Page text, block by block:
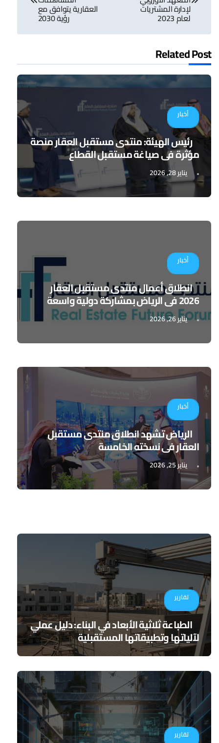
لإدارة المشتريات
لعام 2023
العقارية يتوافق مع
رؤية 2030
Related Post
أخبار
رئيس الهيئة: منتدى مستقبل العقار منصة
مؤثرة في صياغة مستقبل القطاع
يناير 28, 2026
أخبار
انطلاق أعمال منتدى مستقبل العقار
2026 في الرياض بمشاركة دولية واسعة
يناير 26, 2026
أخبار
الرياض تشهد انطلاق منتدى مستقبل
العقار في نسخته الخامسة
يناير 25, 2026
تقارير
الطباعة ثلاثية الأبعاد في البناء: دليل عملي
لآلياتها وتطبيقاتها المستقبلية
تقارير